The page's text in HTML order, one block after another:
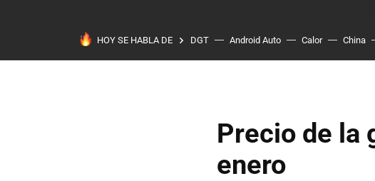
HOY SE HABLA DE DGT Android Auto Calor China
Precio de la
enero